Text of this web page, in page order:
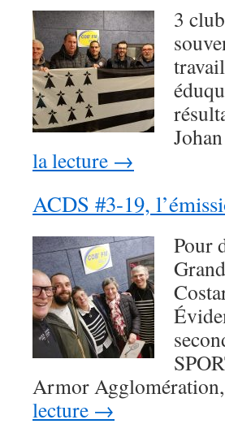
3
la lecture →
ACDS #3-19,
Pour
Armor
lecture →